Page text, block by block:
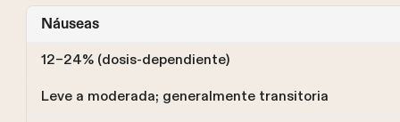
Náuseas
12–24% (dosis-dependiente)
Leve a moderada; generalmente transitoria